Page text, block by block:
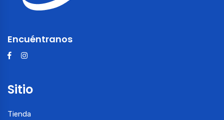
Encuéntranos
Sitio
Tienda